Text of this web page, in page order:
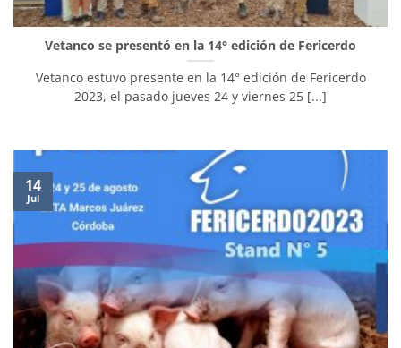
Vetanco se presentó en la 14° edición de Fericerdo
Vetanco estuvo presente en la 14° edición de Fericerdo
2023, el pasado jueves 24 y viernes 25 [...]
14
Jul